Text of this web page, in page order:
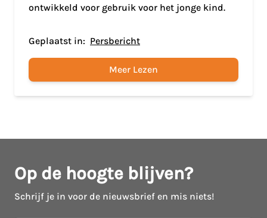
ontwikkeld voor gebruik voor het jonge kind.
Geplaatst in: Persbericht
Meer Lezen
Op de hoogte blijven?
Schrijf je in voor de nieuwsbrief en mis niets!